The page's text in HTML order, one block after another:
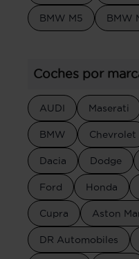
BMW M5 BMW
Coches por
AUDI Maserati
BMW Chevrolet
Dacia Dodge
Ford Honda
Cupra Aston
DR Automobiles